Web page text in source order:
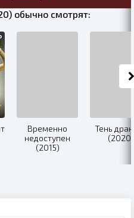
обычно смотрят:
Временно
недоступен
(2015)
Тень
(2020)